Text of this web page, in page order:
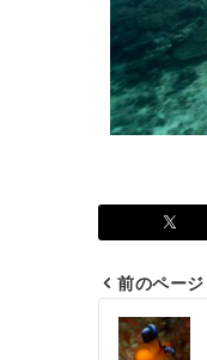
前のページ